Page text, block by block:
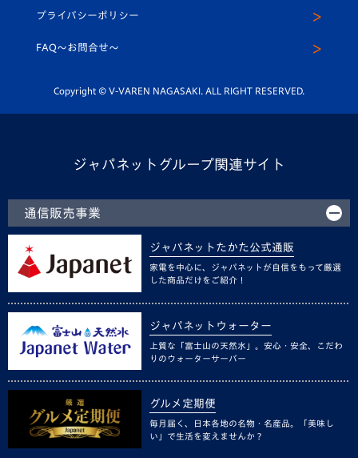
平和祈念活動
ホームタウン活動
スクール
公式LINE＠
プライバシーポリシー
FAQ〜お問合せ〜
Copyright © V-VAREN NAGASAKI. ALL RIGHT RESERVED.
ジャパネットグループ関連サイト
通信販売事業
ジャパネットたかた公式通販
家電を中心に、ジャパネットが自信をもって厳選
した商品だけをご紹介！
ジャパネットウォーター
上質な「富士山の天然水」。安心・安全、こだわ
りのウォーターサーバー
グルメ定期便
毎月届く、日本各地の名物・名産品。「美味し
い」で生活を変えませんか？